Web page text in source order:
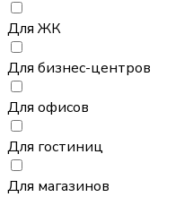
Для ЖК
Для бизнес-центров
Для офисов
Для гостиниц
Для магазинов